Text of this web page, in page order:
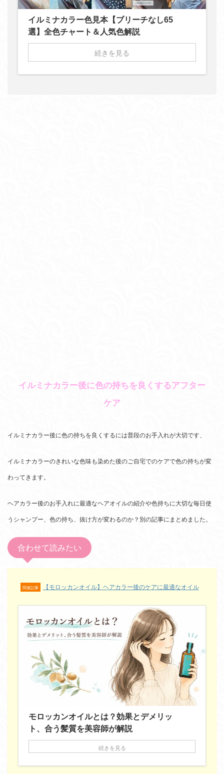
イルミナカラー色見本【ブリーチなし65
選】全色チャート＆人気色解説
続きを見る
イルミナカラー後に色の持ちを良くするアフター
ケア
イルミナカラー後に色の持ちを良くするには普段のお手入れが大切です、
イルミナカラーのきれいな色味も染めた後のご自宅でのケアで色の持ちが変
わってきます。
ヘアカラー後のお手入れに最適なヘアオイルの紹介や色持ちに大切な毎日使
うシャンプー、色の持ち、抜け方が変わるのか？別の記事にまとめました。
合わせて読みたい
関連記事 【モロッカンオイル】ヘアカラー後のケアに最適なオイル
モロッカンオイルとは？効果とデメリッ
ト、合う髪質を美容師が解説
続きを見る